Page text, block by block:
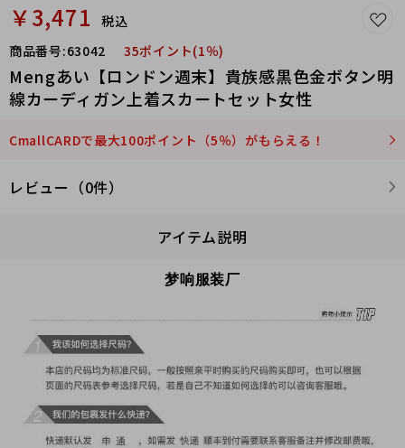
￥3,471
税込
商品番号:63042 35ポイント(1％)
Mengあい【ロンドン週末】貴族感黒色金ボタン明
線カーディガン上着スカートセット女性
CmallCARDで最大100ポイント（5％）がもらえる！
レビュー（0件）
アイテム説明
梦响服装厂